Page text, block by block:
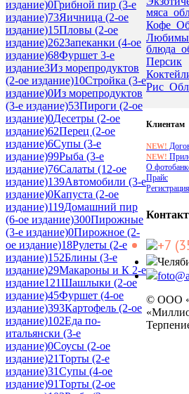
издание)0Грибной пир (3-е
издание)73Яичница (2-ое
издание)15Пловы (2-ое
издание)262Запеканки (4-ое
издание)68Фуршет 3-е
издание3Из морепродуктов
(2-ое издание)10Стройка (3-е
издание)0Из морепродуктов
(3-е издание)53Пироги (2-ое
издание)0Десетры (2-ое
издание)62Перец (2-ое
издание)6Супы (3-е
издание)99Рыба (3-е
издание)76Салаты (12-ое
издание)139Автомобили (3-е
издание)0Капуста (2-ое
издание)119Домашний пир
(6-ое издание)300Пирожные
(3-е издание)0Пирожное (2-
ое издание)18Рулеты (2-е
издание)152Блины (3-е
издание)29Макароны и К 2-е
издание121Шашлыки (2-ое
издание)45Фуршет (4-ое
издание)393Картофель (2-ое
издание)102Еда по-
итальянски (3-е
издание)0Соусы (2-ое
издание)21Торты (2-е
издание)31Супы (4-ое
издание)91Торты (2-ое
Персик
Клиентам
NEW!
NEW!
О
Прайс
Регистрация
+7
© ООО